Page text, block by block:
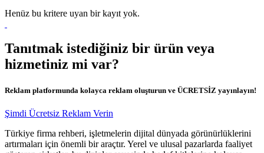
Henüz bu kritere uyan bir kayıt yok.
Tanıtmak istediğiniz bir ürün veya
hizmetiniz mi var?
Reklam platformunda kolayca reklam oluşturun ve ÜCRETSİZ yayınlayın!
Şimdi Ücretsiz Reklam Verin
Türkiye firma rehberi, işletmelerin dijital dünyada görünürlüklerini
artırmaları için önemli bir araçtır. Yerel ve ulusal pazarlarda faaliyet